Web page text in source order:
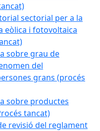
sectorial per a la
eòlica i fotovoltaica
sobre grau de
del
grans (procés
sobre productes
tancat)
revisió del reglament